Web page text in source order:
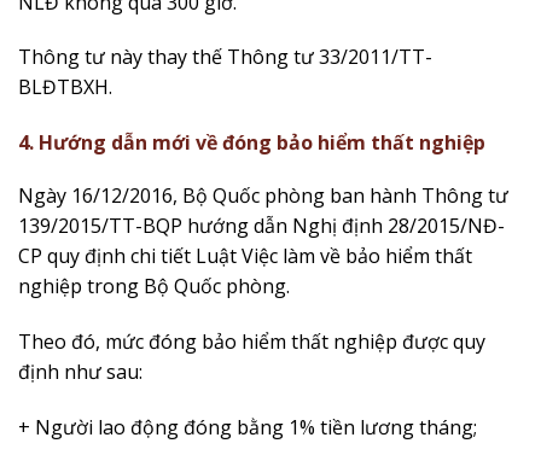
Thông tư này thay thế Thông tư 33/2011/TT-
BLĐTBXH.
4. Hướng dẫn mới về đóng bảo hiểm thất nghiệp
Ngày 16/12/2016, Bộ Quốc phòng ban hành Thông tư
139/2015/TT-BQP hướng dẫn Nghị định 28/2015/NĐ-
CP quy định chi tiết Luật Việc làm về bảo hiểm thất
nghiệp trong Bộ Quốc phòng.
Theo đó, mức đóng bảo hiểm thất nghiệp được quy
định như sau:
+ Người lao động đóng bằng 1% tiền lương tháng;